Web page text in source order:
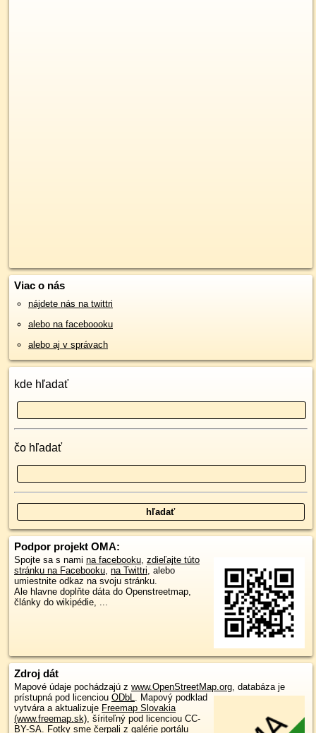
Viac o nás
nájdete nás na twittri
alebo na faceboooku
alebo aj v správach
kde hľadať
čo hľadať
Podpor projekt OMA:
Spojte sa s nami na facebooku, zdieľajte túto
stránku na Facebooku, na Twittri, alebo
umiestnite odkaz na svoju stránku.
Ale hlavne doplňte dáta do Openstreetmap,
články do wikipédie, ...
Zdroj dát
Mapové údaje pochádzajú z www.OpenStreetMap.org, databáza je
prístupná pod licenciou ODbL. Mapový podklad
vytvára a aktualizuje Freemap Slovakia
(www.freemap.sk), šíriteľný pod licenciou CC-
BY-SA. Fotky sme čerpali z galérie portálu